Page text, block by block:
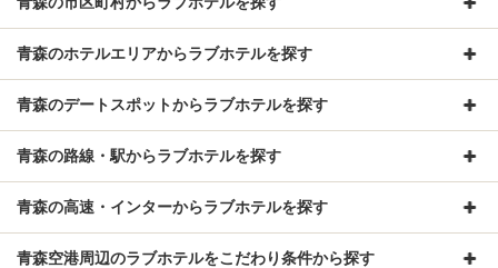
青森のホテルエリアからラブホテルを探す
青森のデートスポットからラブホテルを探す
青森の路線・駅からラブホテルを探す
青森の高速・インターからラブホテルを探す
青森空港周辺のラブホテルをこだわり条件から探す